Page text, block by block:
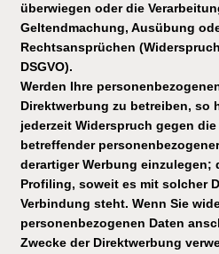
überwiegen oder die
Geltendmachung, Ausübung
Rechtsansprüchen
DSGVO).
Werden Ihre
Direktwerbung zu betreiben, so
jederzeit Widerspruch gegen
betreffender
derartiger Werbung einzulegen;
Profiling, soweit es mit solcher
Verbindung steht. Wenn Sie
personenbezogenen Daten
Zwecke der Direktwerbung